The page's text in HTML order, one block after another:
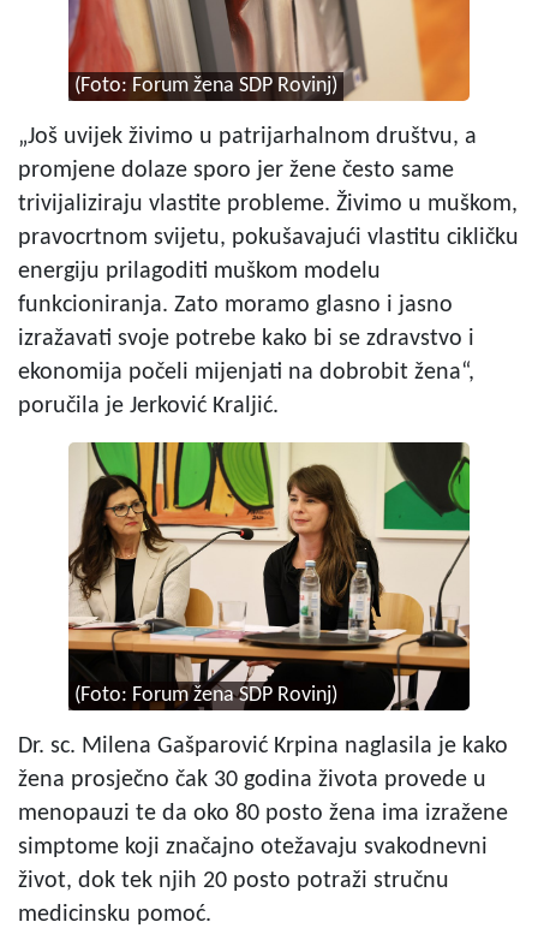
(Foto: Forum žena SDP Rovinj)
„Još uvijek živimo u patrijarhalnom društvu, a
promjene dolaze sporo jer žene često same
trivijaliziraju vlastite probleme. Živimo u muškom,
pravocrtnom svijetu, pokušavajući vlastitu cikličku
energiju prilagoditi muškom modelu
funkcioniranja. Zato moramo glasno i jasno
izražavati svoje potrebe kako bi se zdravstvo i
ekonomija počeli mijenjati na dobrobit žena“,
poručila je Jerković Kraljić.
(Foto: Forum žena SDP Rovinj)
Dr. sc. Milena Gašparović Krpina naglasila je kako
žena prosječno čak 30 godina života provede u
menopauzi te da oko 80 posto žena ima izražene
simptome koji značajno otežavaju svakodnevni
život, dok tek njih 20 posto potraži stručnu
medicinsku pomoć.